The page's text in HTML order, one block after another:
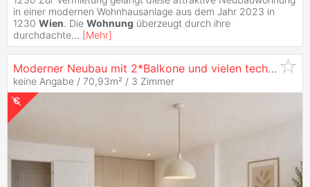
in einer modernen Wohnhausanlage aus dem Jahr 2023 in
1230 Wien. Die Wohnung überzeugt durch ihre
durchdachte... [Mehr]
Moderner Neubau mit 2*Balkone und vielen technischen Raffinessen in U-Bahn Nähe
keine Angabe / 70,93m² / 3 Zimmer